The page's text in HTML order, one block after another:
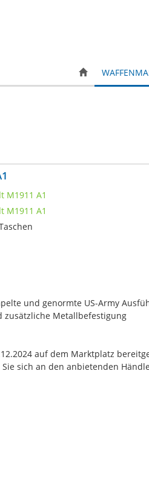
und genormte US-Army
zusätzliche Metallbefestigung
auf dem Marktplatz
sich an den anbietenden